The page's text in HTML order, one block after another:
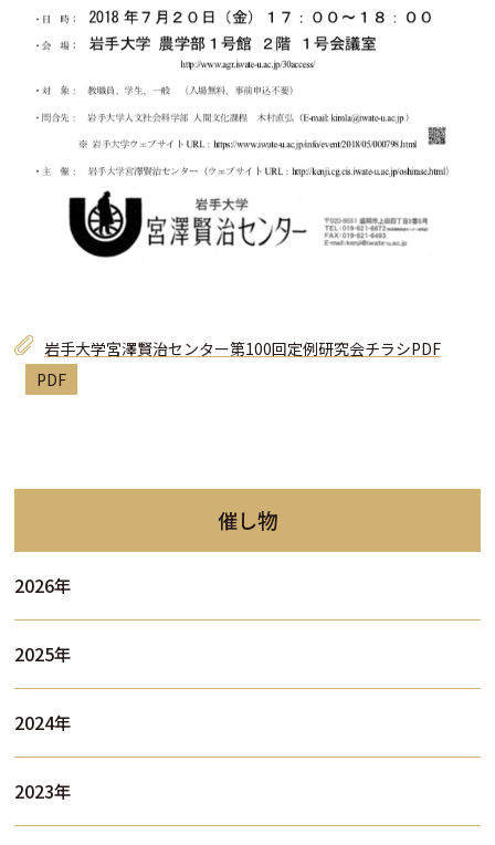
岩手大学宮澤賢治センター第100回定例研究会チラシPDF
催し物
2026年
2025年
2024年
2023年